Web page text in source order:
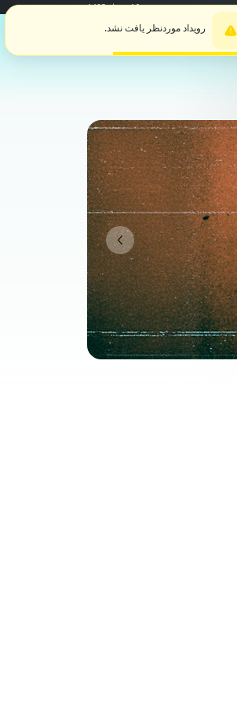
جمعه, 16 مرداد 1405
حساب کاربری پیگیری بلیت
رویداد موردنظر یافت نشد.